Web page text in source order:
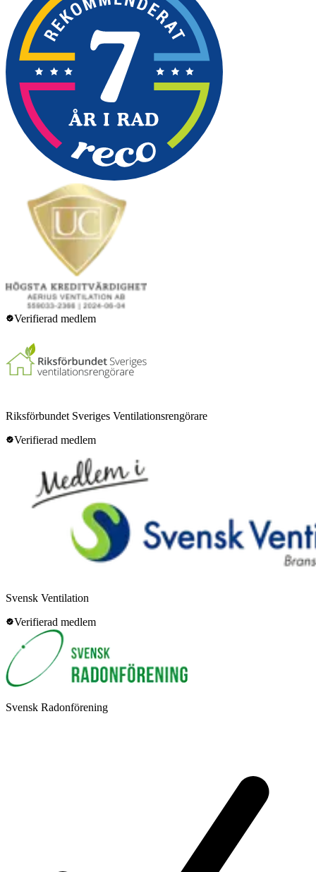
Verifierad medlem
Riksförbundet Sveriges Ventilationsrengörare
Verifierad medlem
Svensk Ventilation
Verifierad medlem
Svensk Radonförening